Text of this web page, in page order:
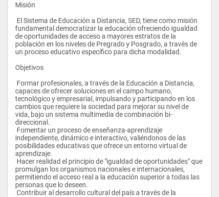
Misión
fundamental democratizar la educación ofreciendo igualdad
de oportunidades de acceso a mayores estratos de la
población en los niveles de Pregrado y Posgrado, a través de
un proceso educativo específico para dicha modalidad.
Objetivos
capaces de ofrecer soluciones en el campo humano,
tecnológico y empresarial, impulsando y participando en los
cambios que requiere la sociedad para mejorar su nivel de
vida, bajo un sistema multimedia de combinación bi-
direccional.
independiente, dinámico e interactivo, valiéndonos de las
posibilidades educativas que ofrece un entorno virtual de
aprendizaje.
promulgan los organismos nacionales e internacionales,
permitiendo el acceso real a la educación superior a todas las
personas que lo deseen.